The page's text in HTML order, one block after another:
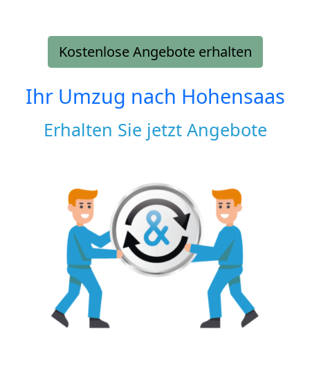
Kostenlose Angebote erhalten
Ihr Umzug nach Hohensaas
Erhalten Sie jetzt Angebote